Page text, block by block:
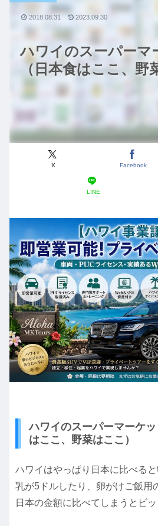
ハワイのスーパーマ
（日本食はここ、野
X Facebook
LINE
2018.08.31 2023.09.30
ハワイのスーパーマーケ
はここ、野菜はここ）
ハワイはやっぱり日本に比べる
乳が5ドルしたり、卵がけご飯用
日本の金額に比べてしまうとビッ